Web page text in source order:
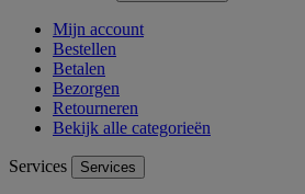
Mijn account
Bestellen
Betalen
Bezorgen
Retourneren
Bekijk alle categorieën
Services Services